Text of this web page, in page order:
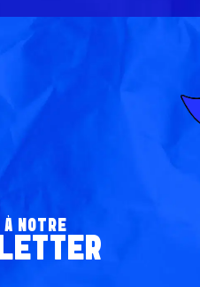
À NOTRE